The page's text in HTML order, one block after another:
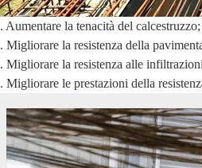
Aumentare la tenacità del calcestruzzo;
Migliorare la resistenza della
Migliorare la resistenza alle
Migliorare le prestazioni della